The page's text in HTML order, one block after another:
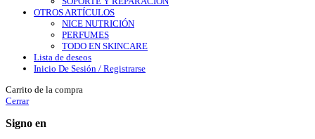
OTROS ARTÍCULOS
NICE NUTRICIÓN
PERFUMES
TODO EN SKINCARE
Lista de deseos
Inicio De Sesión / Registrarse
Carrito de la compra
Cerrar
Signo en